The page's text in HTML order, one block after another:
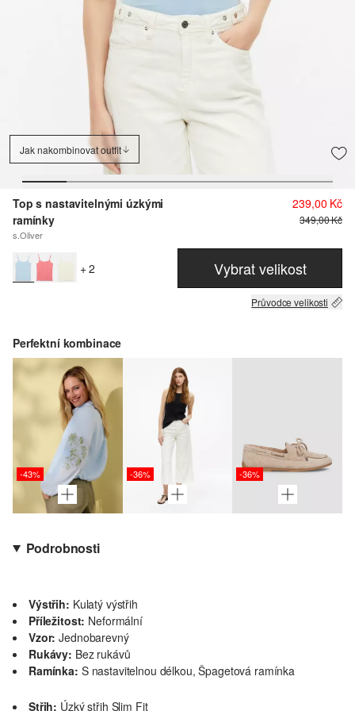
Jak nakombinovat outfit
Top s nastavitelnými úzkými
ramínky
s.Oliver
239,00 Kč
349,00 Kč
+ 2 Vybrat velikost
Průvodce velikosti
Perfektní kombinace
-43% -36% -36%
Podrobnosti
Výstřih: Kulatý výstřih
Příležitost: Neformální
Vzor: Jednobarevný
Rukávy: Bez rukávů
Ramínka: S nastavitelnou délkou, Špagetová ramínka
Střih: Úzký střih Slim Fit